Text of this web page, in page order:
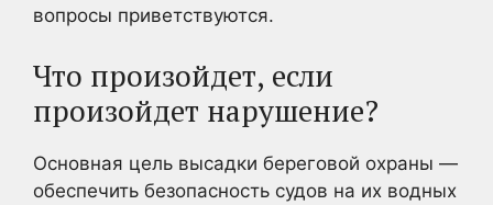
вопросы приветствуются.
Что произойдет, если
произойдет нарушение?
Основная цель высадки береговой охраны —
обеспечить безопасность судов на их водных